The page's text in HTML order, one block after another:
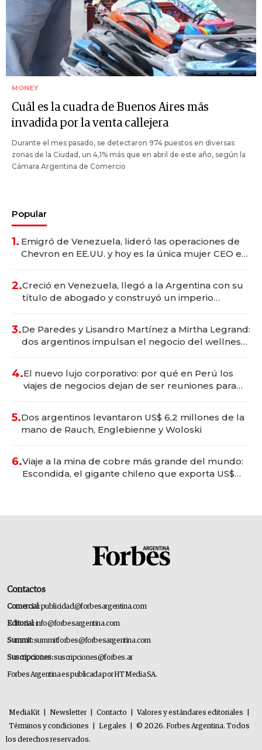
MONEY
Cuál es la cuadra de Buenos Aires más
invadida por la venta callejera
Durante el mes pasado, se detectaron 974 puestos en diversas
zonas de la Ciudad, un 4,1% más que en abril de este año, según la
Cámara Argentina de Comercio
Popular
1. Emigró de Venezuela, lideró las operaciones de
Chevron en EE.UU. y hoy es la única mujer CEO en
2.Creció en Venezuela, llegó a la Argentina con su
título de abogado y construyó un imperio
3.De Paredes y Lisandro Martínez a Mirtha Legrand:
dos argentinos impulsan el negocio del wellness
4.El nuevo lujo corporativo: por qué en Perú los
viajes de negocios dejan de ser reuniones para
5.Dos argentinos levantaron US$ 6,2 millones de la
mano de Rauch, Englebienne y Woloski
6.Viaje a la mina de cobre más grande del mundo:
Escondida, el gigante chileno que exporta US$
Contactos
Comercial:publicidad@forbesargentina.com
Editorial:info@forbesargentina.com
Summit:summitforbes@forbesargentina.com
Suscripciones:suscripciones@forbes.ar
Forbes Argentina es publicada por HT Media SA.
MediaKit Newsletter Contacto Valores y estándares editoriales
Términos y condiciones
Legales
© 2026. Forbes Argentina. Todos
los derechos reservados.